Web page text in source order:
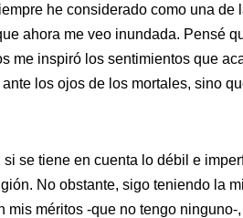
he considerado como una de
ahora me veo inundada. Pensé
me inspiró los sentimientos que
los ojos de los mortales, sino
se tiene en cuenta lo débil e
No obstante, sigo teniendo la
mis méritos -que no tengo